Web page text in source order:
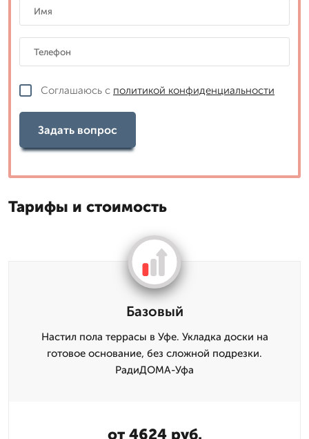
Соглашаюсь с политикой конфиденциальности
Задать вопрос
Тарифы и стоимость
Базовый
Настил пола террасы в Уфе. Укладка доски на
готовое основание, без сложной подрезки.
РадиДОМА-Уфа
от 4624 руб.